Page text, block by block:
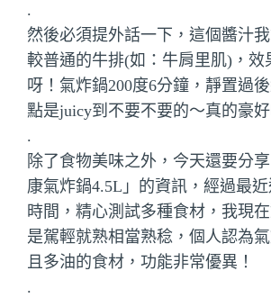
.
然後必須提外話一下，這個醬汁
較普通的牛排(如：牛肩里肌)，效
呀！氣炸鍋200度6分鐘，靜置過
點是juicy到不要不要的～真的豪好
.
除了食物美味之外，今天還要分
康氣炸鍋4.5L」的資訊，經過最
時間，精心測試多種食材，我現
是駕輕就熟相當熟稔，個人認為
且多油的食材，功能非常優異！
.